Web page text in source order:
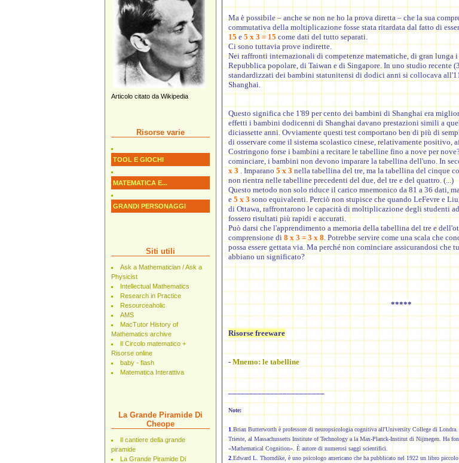
Ma è possibile – anche se non ne ho la prova diretta – che la sua
commutativa della moltiplicazione fosse stata ritardata dal fatto di
15 e 5 x 3 = 15 come dati del tutto separati.
Ci sono tuttavia prove indirette.
Nei raffronti internazionali di competenze matematiche, di gran
Repubblica popolare, di Taiwan e di Singapore. In uno studio recente
standardizzati dei bambini statunitensi di dodici anni si collocava
Shanghai.
Questo significa che 1'89 per cento dei bambini di Shanghai era
effetti i bambini dodicenni di Shanghai davano prestazioni simili a
diciassette anni. Ovviamente questi test comportano ben di più di
di osservare come il sistema scolastico cinese, relativamente
Costringono forse i bambini a recitare le tabelline fino a nove per
cominciare, i bambini non devono imparare la tabellina dell'uno. In
x 3. Imparano5 x 3nella tabellina del tre, ma la tabellina del cinque
non rientra nelle tabelline precedenti del due, del tre e del quattro. (...)
Questo metodo non solo riduce il carico mnemonico da 81 a 36 dati,
e 5 x 3 sono equivalenti. Perciò non stupisce che quando LeFevre e
di Ottawa, raffrontarono le capacità di moltiplicazione degli studenti
fossero risultati più rapidi e accurati.
Può darsi che l'apprendimento a memoria della tabellina del tre e
comprensione di 8 x 3 = 3 x 8. Potrebbe servire come una scala che
possa essere gettata via. Ma perché non cominciare assicurandosi che
abbiano un significato?
*****
Risorse freeware
- Mnemo: le tabelline
_______________________
Note:
1 Brian Butterworth è professore di neuropsicologia cognitiva all'University College di
Trieste, al Massachussetts Institute of Technology a la Max-Planck-Institut di Nijmegen. Ha
«Mathematical Cognition». È autore di numerosi saggi scientifici.
2.Edward L. Thorndike, è uno psicologo americano che ha pubblicato nel 1922 un libro
Articolo citato da Wikipedia
Risorse varie
TOOL E GIOCHI
MATEMATICA E...
GRANDI PERSONAGGI
Siti utili
Ask a Mathematician / Ask a
Physicist
Intellectual Mathematics
Research in Practice
Resourceaholic
AMS
MacTutor History of
Mathematics archive
Il Circolo matematico +
Risorse online
baby - flash
Matematica Interattiva
La Grande Piramide Di
Cheope
Il cantiere della grande
piramide
La Grande Piramide Di